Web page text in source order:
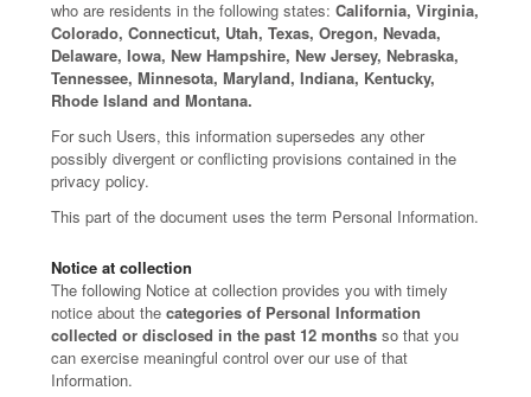
who are residents in the following states: California, Virginia,
Colorado, Connecticut, Utah, Texas, Oregon, Nevada,
Delaware, Iowa, New Hampshire, New Jersey, Nebraska,
Tennessee, Minnesota, Maryland, Indiana, Kentucky,
Rhode Island and Montana.
For such Users, this information supersedes any other
possibly divergent or conflicting provisions contained in the
privacy policy.
This part of the document uses the term Personal Information.
Notice at collection
The following Notice at collection provides you with timely
notice about the categories of Personal Information
collected or disclosed in the past 12 monthsso that you
can exercise meaningful control over our use of that
Information.